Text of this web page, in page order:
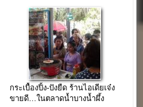
กระเบื้องปิ้ง-ปังยืด ร้านไอเดียเจ๋ง
ขายดี…ในตลาดน้ำบางน้ำผึ้ง